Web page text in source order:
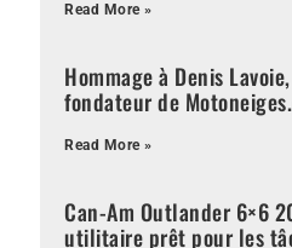
Read More »
Hommage à Denis
fondateur de
Read More »
Can-Am Outlander 6×6
utilitaire prêt pour les